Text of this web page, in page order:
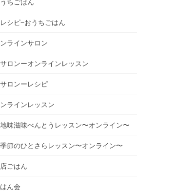
ちごはん
レシピ−おうちごはん
ラインサロン
サロンーオンラインレッスン
サロンーレシピ
ラインレッスン
地味滋味べんとうレッスン〜オンライン〜
季節のひとさらレッスン〜オンライン〜
ごはん
ん会